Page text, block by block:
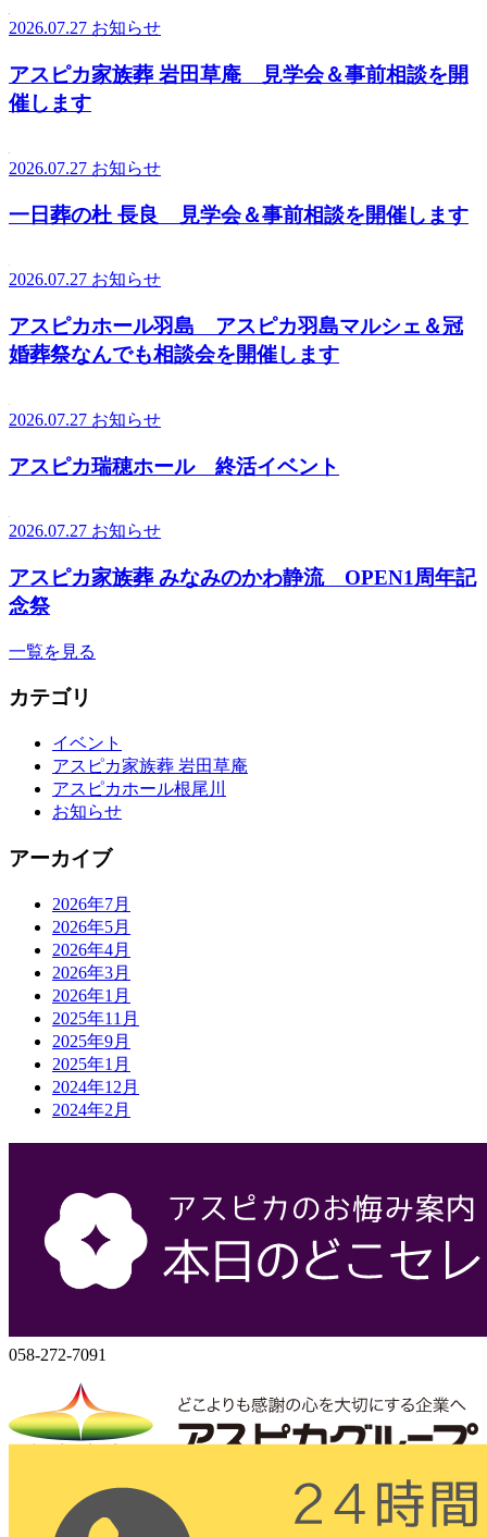
2026.07.27 お知らせ
アスピカ家族葬 岩田草庵 見学会＆事前相談を開
催します
2026.07.27 お知らせ
一日葬の杜 長良 見学会＆事前相談を開催します
2026.07.27 お知らせ
アスピカホール羽島 アスピカ羽島マルシェ＆冠
婚葬祭なんでも相談会を開催します
2026.07.27 お知らせ
アスピカ瑞穂ホール 終活イベント
2026.07.27 お知らせ
アスピカ家族葬 みなみのかわ静流 OPEN1周年記
念祭
一覧を見る
カテゴリ
イベント
アスピカ家族葬 岩田草庵
アスピカホール根尾川
お知らせ
アーカイブ
2026年7月
2026年5月
2026年4月
2026年3月
2026年1月
2025年11月
2025年9月
2025年1月
2024年12月
2024年2月
株式会社アスピカ
500-8357
岐阜県岐阜市六条大溝1丁目2‐3
058-272-7091
株式会社アスピカ
〒500-8357